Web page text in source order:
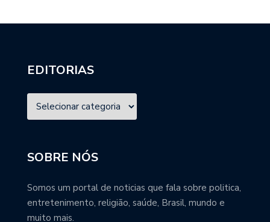
EDITORIAS
SOBRE NÓS
Somos um portal de noticias que fala sobre politica,
entretenimento, religião, saúde, Brasil, mundo e
muito mais.